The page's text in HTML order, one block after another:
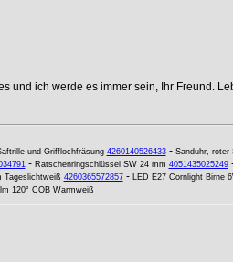
und ich werde es immer sein, Ihr Freund.
und Grifflochfräsung 4260140526433- Sanduhr, roter
- Ratschenringschlüssel SW 24 mm 4051435025249
Tageslichtweiß 4260365572857- LED E27 Cornlight Birne
120° COB Warmweiß